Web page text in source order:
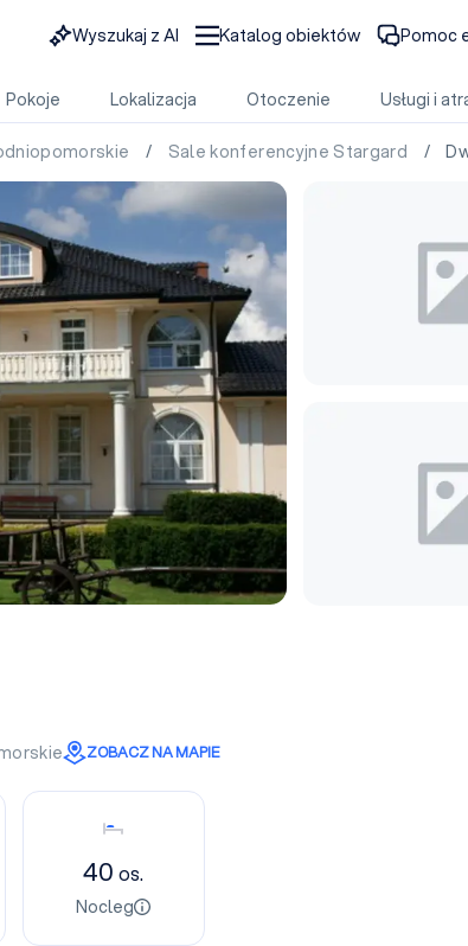
Wyszukaj z AI Katalog obiektów Pomoc
Pokoje Lokalizacja Otoczenie Usługi i
/ Sale konferencyjne Stargard /
ZOBACZ NA MAPIE
Nocleg
40os.
Nocleg